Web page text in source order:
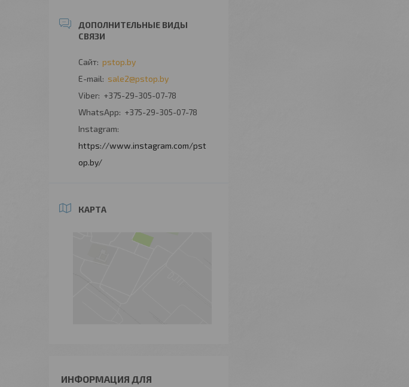
pstop.by
sale2@pstop.by
+375-29-305-07-78
+375-29-305-07-78
Instagram
https://www.instagram.com/pst
op.by/
КАРТА
ИНФОРМАЦИЯ ДЛЯ